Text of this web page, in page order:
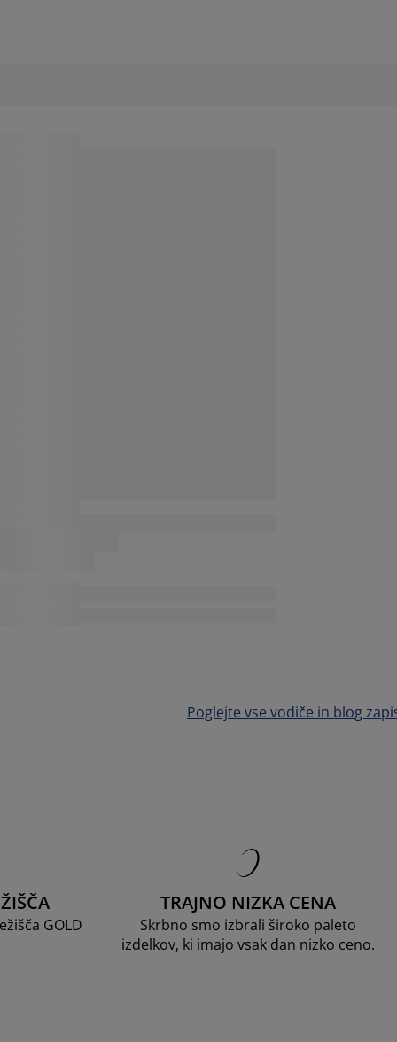
Poglejte vse vodiče in blog
GOLD
TRAJNO NIZKA CENA
Skrbno smo izbrali široko paleto
izdelkov, ki imajo vsak dan nizko ceno.